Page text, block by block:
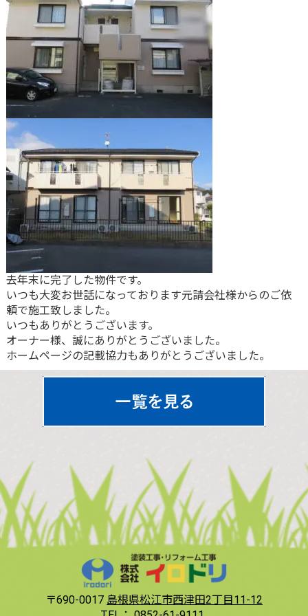
去年末に完了した物件です。
いつも大変お世話になっております元請会社様からのご依
頼で施工致しました。
いつもありがとうございます。
オーナー様、誠にありがとうございました。
ホームページの記載協力もありがとうございました。
〒690-0017 島根県松江市西津田2丁目11-12